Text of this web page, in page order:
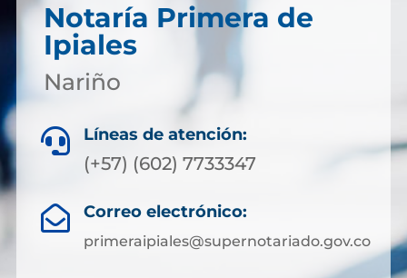
Notaría Primera de
Ipiales
Nariño
 Líneas de atención:
(+57) (602) 7733347
 Correo electrónico:
primeraipiales@supernotariado.gov.co